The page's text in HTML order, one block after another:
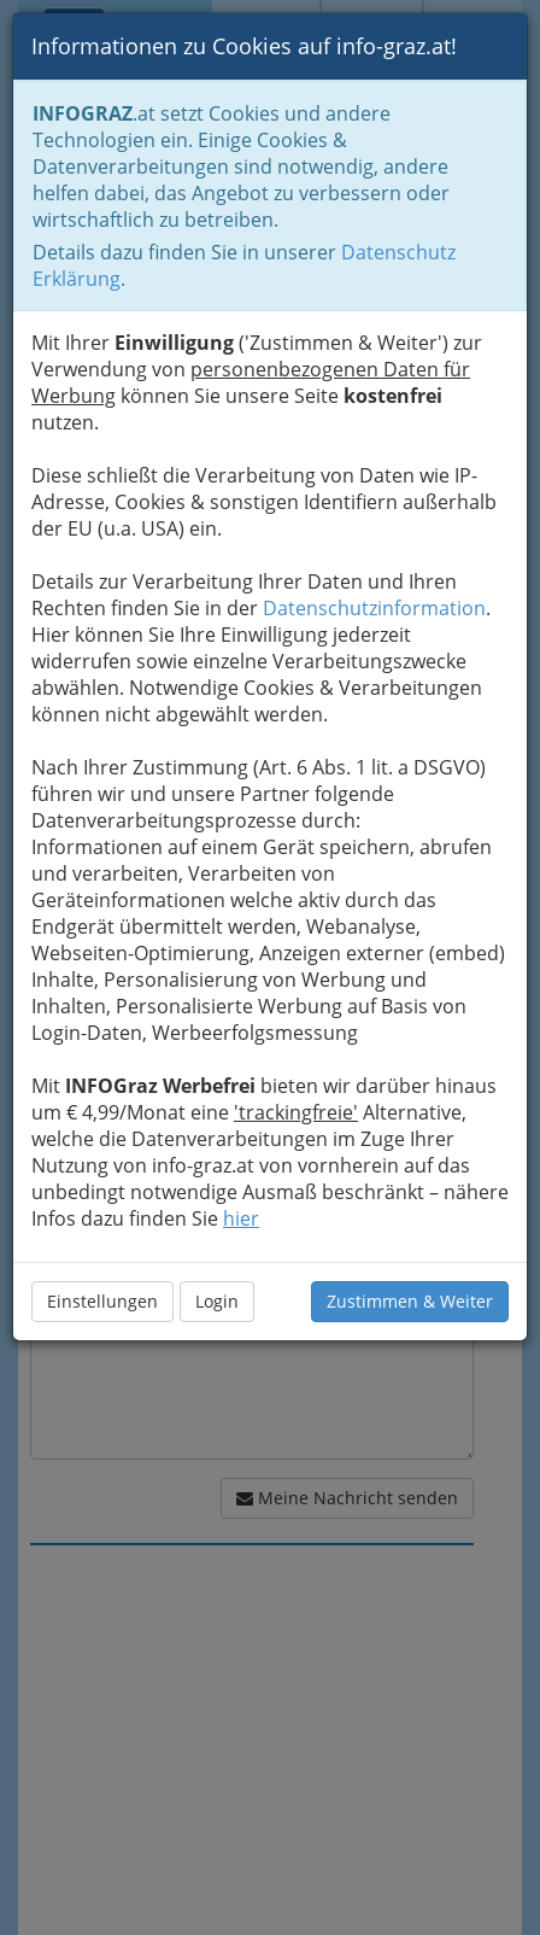
Suche Login Toggle
Informationen zu Cookies auf info-graz.at!
INFOGRAZ.at setzt Cookies und andere
Technologien ein. Einige Cookies &
Datenverarbeitungen sind notwendig, andere
helfen dabei, das Angebot zu verbessern oder
wirtschaftlich zu betreiben.
Details dazu finden Sie in unserer Datenschutz
Erklärung.
Mit Ihrer Einwilligung('Zustimmen & Weiter') zur
Verwendung von personenbezogenen Daten für
Werbung können Sie unsere Seite kostenfrei
nutzen.
Diese schließt die Verarbeitung von Daten wie IP-
Adresse, Cookies & sonstigen Identifiern außerhalb
der EU (u.a. USA) ein.
Details zur Verarbeitung Ihrer Daten und Ihren
Rechten finden Sie in der Datenschutzinformation.
Hier können Sie Ihre Einwilligung jederzeit
widerrufen sowie einzelne Verarbeitungszwecke
abwählen. Notwendige Cookies & Verarbeitungen
können nicht abgewählt werden.
Nach Ihrer Zustimmung (Art. 6 Abs. 1 lit. a DSGVO)
führen wir und unsere Partner folgende
Datenverarbeitungsprozesse durch:
Informationen auf einem Gerät speichern, abrufen
und verarbeiten, Verarbeiten von
Geräteinformationen welche aktiv durch das
Endgerät übermittelt werden, Webanalyse,
Webseiten-Optimierung, Anzeigen externer (embed)
Inhalte, Personalisierung von Werbung und
Inhalten, Personalisierte Werbung auf Basis von
Login-Daten, Werbeerfolgsmessung
Mit INFOGraz Werbefrei bieten wir darüber hinaus
um € 4,99/Monat eine 'trackingfreie' Alternative,
welche die Datenverarbeitungen im Zuge Ihrer
Nutzung von info-graz.at von vornherein auf das
unbedingt notwendige Ausmaß beschränkt – nähere
Infos dazu finden Sie hier
Einstellungen Login Zustimmen & Weiter
Home Branchen
Mr. Dr. Herbert Apfaltrer -
Raucherentwöhnung,
Ernährungsberatung,
Allgemeinmedizin
Wiener Straße 219, 8051 Graz-Gösting
+43 316 681 147
+43 316 681 1474
+43 676 721 2502
Karte
Adresse mit Google Maps anschauen
Kontaktaufnahme
Um die Info-Graz Firmenvor Spam-Mails zu
Übermittlung Ihrer Nachricht ein sicheres
Formular. Ihre Nachricht wird nach dem
Absenden umgehend per Mail an das
Unternehmen Mr. Dr. Herbert Apfaltrer -
Raucherentwöhnung, Ernährungsberatung,
Allgemeinmedizin weitergeleitet.
Mein Name
Meine Email Adresse
Mein Betreff
Meine Nachricht
Meine Nachricht senden